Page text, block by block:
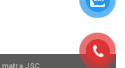
matra JSC